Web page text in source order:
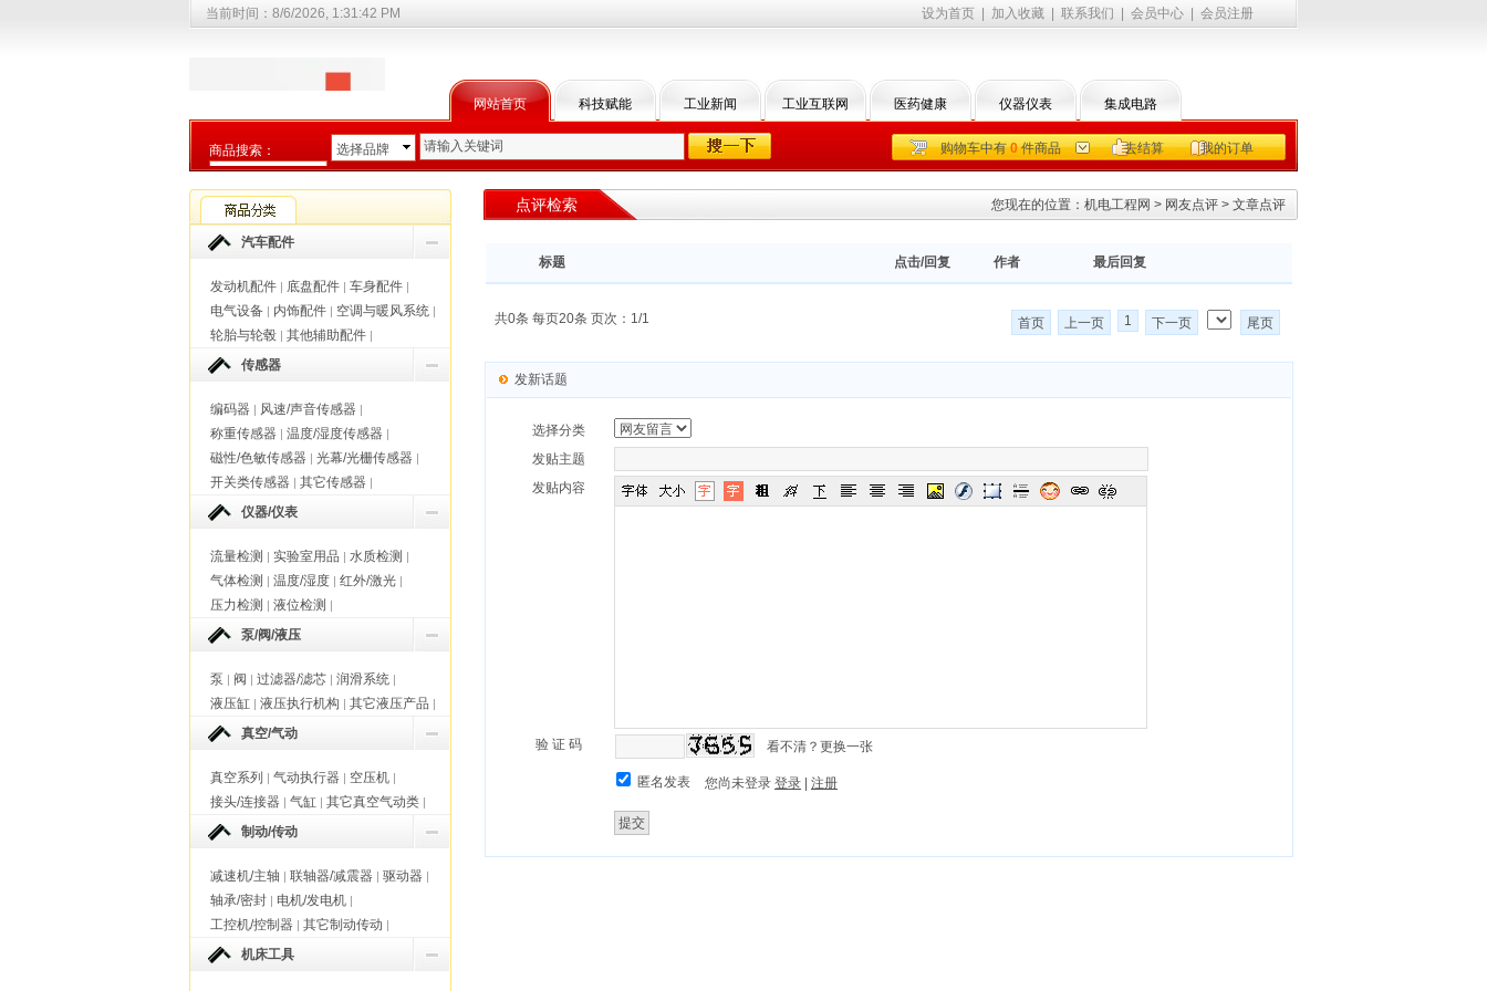
网站首页 科技赋能 工业新闻 工业互联网 医药健康 仪器仪表 集成电路
当前时间： 8/6/2026, 1:31:43 PM 设为首页 加入收藏 联系我们 会员中心 会员注册
购物车中有0件商品 去结算 我的订单
商品搜索：
选择商品分类
选择品牌
汽车配件
发动机配件 | 底盘配件 | 车身配件 |
电气设备 | 内饰配件 | 空调与暖风系统 |
轮胎与轮毂 | 其他辅助配件 |
传感器
编码器 | 风速/声音传感器 |
称重传感器 | 温度/湿度传感器 |
磁性/色敏传感器 | 光幕/光栅传感器 |
开关类传感器 | 其它传感器 |
仪器/仪表
流量检测 | 实验室用品 | 水质检测 |
气体检测 | 温度/湿度 | 红外/激光 |
压力检测 | 液位检测 |
泵/阀/液压
泵 | 阀 | 过滤器/滤芯 | 润滑系统 |
液压缸 | 液压执行机构 | 其它液压产品 |
真空/气动
真空系列 | 气动执行器 | 空压机 |
接头/连接器 | 气缸 | 其它真空气动类 |
制动/传动
减速机/主轴 | 联轴器/减震器 | 驱动器 |
轴承/密封 | 电机/发电机 |
工控机/控制器 | 其它制动传动 |
机床工具
点评检索 您现在的位置： 机电工程网 > 网友点评 > 文章点评
标题 最后回复
作者
点击/回复
共0条 每页20条 页次：1/1 首页 上一页 1 下一页 尾页
发新话题
选择分类
发贴主题
发贴内容
验 证 码 看不清？更换一张
匿名发表 您尚未登录 登录 注册